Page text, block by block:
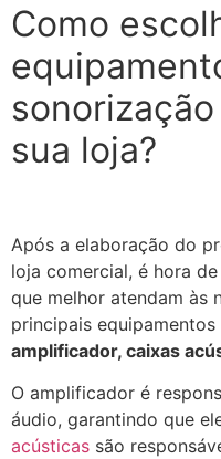
Como
sua loja?
Após a elaboração do
loja comercial, é hora
que melhor atendam às
principais
amplificador, caixas
O amplificador é
áudio, garantindo que
acústicas são